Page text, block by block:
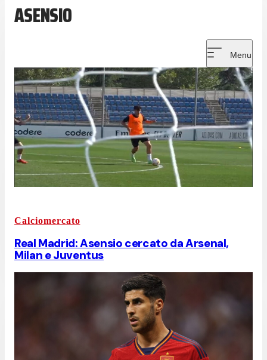
ASENSIO
Menu
Calciomercato
Real Madrid: Asensio cercato da Arsenal,
Milan e Juventus